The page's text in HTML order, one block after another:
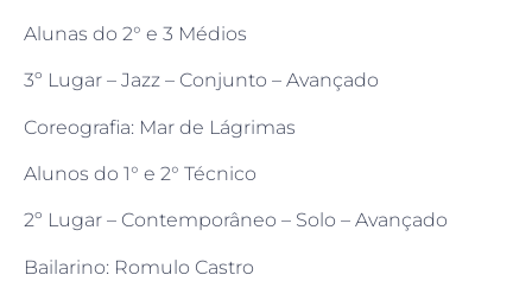
Alunas do 2° e 3 Médios
3º Lugar – Jazz – Conjunto – Avançado
Coreografia: Mar de Lágrimas
Alunos do 1° e 2° Técnico
2º Lugar – Contemporâneo – Solo – Avançado
Bailarino: Romulo Castro